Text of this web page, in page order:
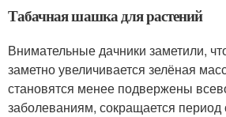
Табачная шашка для растений
Внимательные дачники заметили,
заметно увеличивается зелёная
становятся менее подвержены
заболеваниям, сокращается период